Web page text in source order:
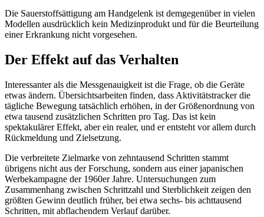
Die Sauerstoffsättigung am Handgelenk ist demgegenüber in vielen
Modellen ausdrücklich kein Medizinprodukt und für die Beurteilung
einer Erkrankung nicht vorgesehen.
Der Effekt auf das Verhalten
Interessanter als die Messgenauigkeit ist die Frage, ob die Geräte
etwas ändern. Übersichtsarbeiten finden, dass Aktivitätstracker die
tägliche Bewegung tatsächlich erhöhen, in der Größenordnung von
etwa tausend zusätzlichen Schritten pro Tag. Das ist kein
spektakulärer Effekt, aber ein realer, und er entsteht vor allem durch
Rückmeldung und Zielsetzung.
Die verbreitete Zielmarke von zehntausend Schritten stammt
übrigens nicht aus der Forschung, sondern aus einer japanischen
Werbekampagne der 1960er Jahre. Untersuchungen zum
Zusammenhang zwischen Schrittzahl und Sterblichkeit zeigen den
größten Gewinn deutlich früher, bei etwa sechs- bis achttausend
Schritten, mit abflachendem Verlauf darüber.